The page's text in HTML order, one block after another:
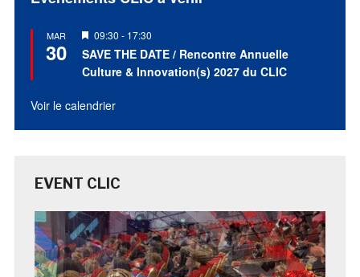
MAR
30
Mis
en
avant
09:30 - 17:30
SAVE THE DATE / Rencontre Annuelle
Culture & Innovation(s) 2027 du CLIC
Voir le calendrier
EVENT CLIC